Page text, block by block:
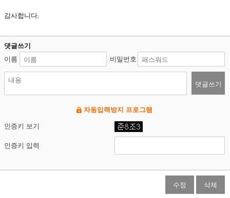
감사합니다.
댓글쓰기
이름
비밀번호
댓글쓰기
자동입력방지 프로그램
인증키 보기
인증키 입력
수정 삭제